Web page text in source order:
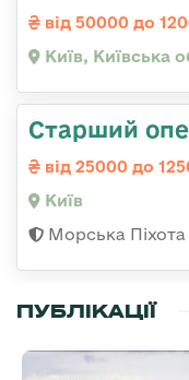
від 50000 до
Київ, Київська
Старший
від 25000 до
Київ
Морська
ПУБЛІКАЦІЇ